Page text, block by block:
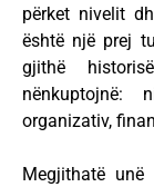
përket nivelit
është një prej
gjithë
nënkuptojnë:
organizativ,
Megjithatë